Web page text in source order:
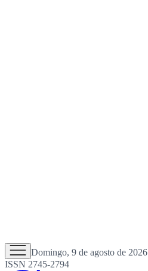
Domingo, 9 de agosto de 2026
ISSN 2745-2794